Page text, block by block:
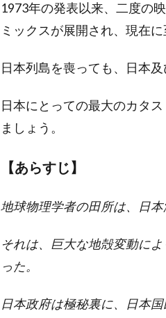
1973年の発表以来、二度の
ミックスが展開され、現在
日本列島を喪っても、日本
日本にとっての最大のカタ
ましょう。
【あらすじ】
地球物理学者の田所は、日
それは、巨大な地殻変動に
った。
日本政府は極秘裏に、日本